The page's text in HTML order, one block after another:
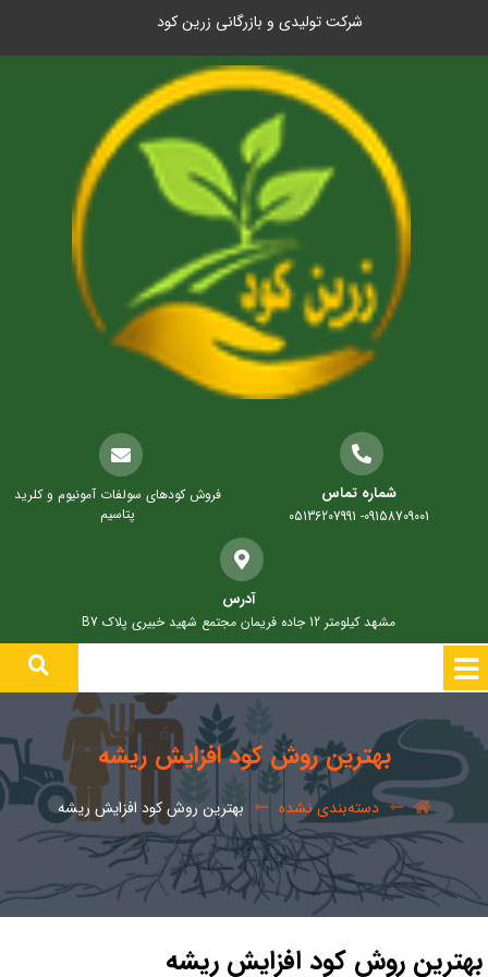
شرکت تولیدی و بازرگانی زرین کود
شماره تماس
09158709001- 05136207991
فروش کودهای سولفات آمونیوم و کلرید
پتاسیم
آدرس
مشهد کیلومتر 12 جاده فریمان مجتمع شهید خبیری پلاک B7
بهترین روش کود افزایش ریشه
دسته‌بندی نشده بهترین روش کود افزایش ریشه
بهترین روش کود افزایش ریشه